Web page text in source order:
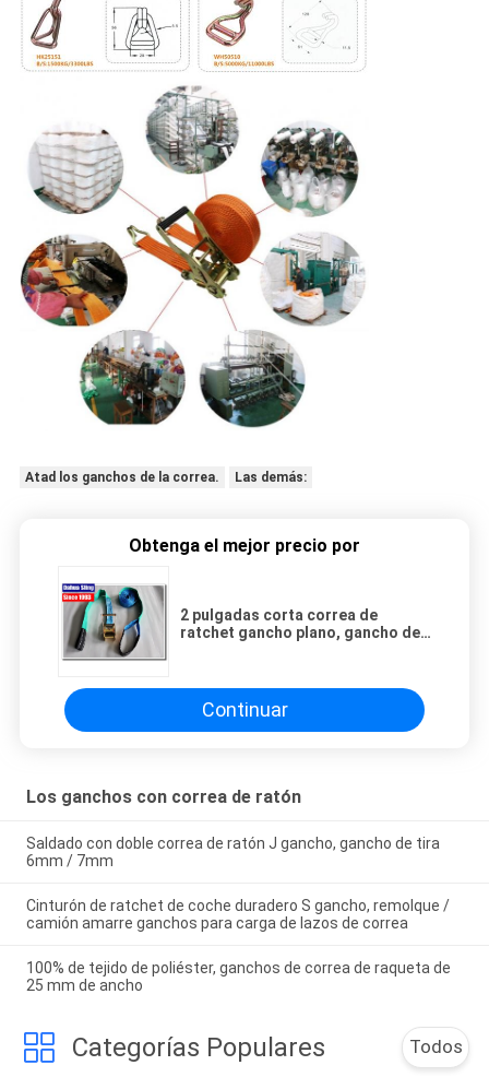
Atad los ganchos de la correa. Las demás:
Obtenga el mejor precio por
2 pulgadas corta correa de
ratchet gancho plano, gancho de
Continuar
Los ganchos con correa de ratón
Saldado con doble correa de ratón J gancho, gancho de tira
6mm / 7mm
Cinturón de ratchet de coche duradero S gancho, remolque /
camión amarre ganchos para carga de lazos de correa
100% de tejido de poliéster, ganchos de correa de raqueta de
25 mm de ancho
Categorías Populares Todos